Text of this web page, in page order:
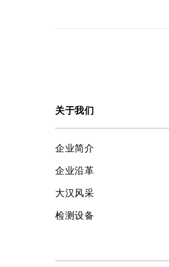
关于我们
企业简介
企业沿革
大汉风采
检测设备